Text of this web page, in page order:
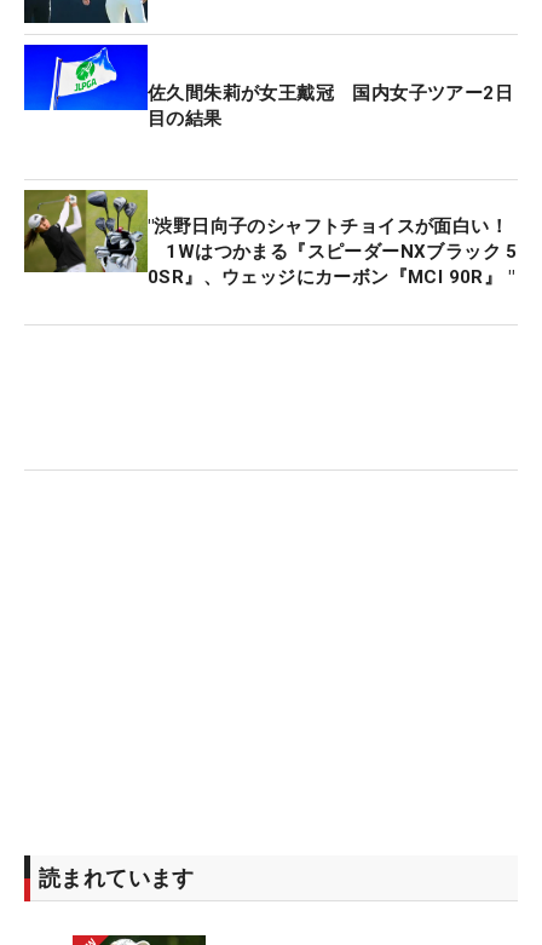
フをするだけですよ」。金髪にピアスといういで立
ちからは想像がつかないが、どこか悟りを開いたよ
う口ぶりだった。
勝以来というデータを知らされると「えっ、そうな
の、そんなことないでしょ」。9年間試合に出続け
ながら首位がないというのは少し気恥ずかしかった
のか「こうやってインタビューを受けるのが嫌いな
佐久間朱莉が女王戴冠 国内女子ツアー2日
目の結果
"渋野日向子のシャフトチョイスが面白い！
1Wはつかまる『スピーダーNXブラック 5
0SR』、ウェッジにカーボン『MCI 90R』 "
読まれています